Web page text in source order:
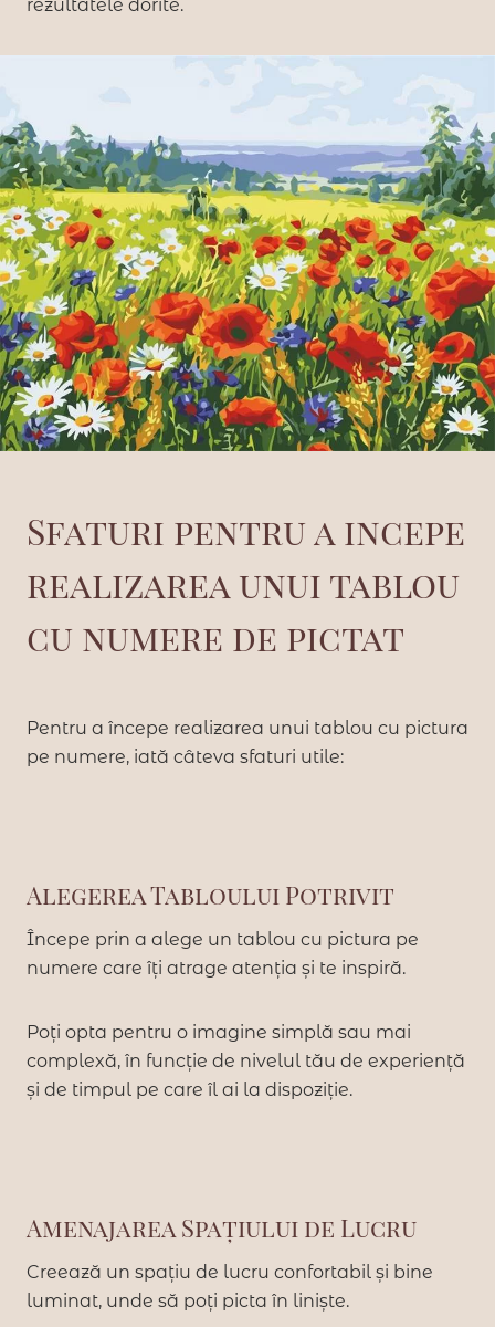
rezultatele dorite.
Sfaturi pentru a incepe
realizarea unui tablou
cu numere de pictat
Pentru a începe realizarea unui tablou cu pictura
pe numere, iată câteva sfaturi utile:
Alegerea Tabloului Potrivit
Începe prin a alege un tablou cu pictura pe
numere care îți atrage atenția și te inspiră.
Poți opta pentru o imagine simplă sau mai
complexă, în funcție de nivelul tău de experiență
și de timpul pe care îl ai la dispoziție.
Amenajarea Spațiului de Lucru
Creează un spațiu de lucru confortabil și bine
luminat, unde să poți picta în liniște.